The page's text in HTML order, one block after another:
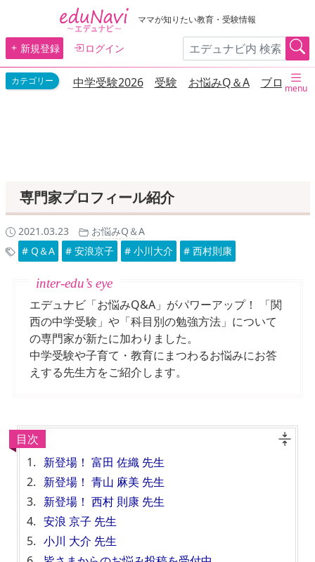
ママが知りたい教育・受験情報
新規登録 ログイン
中学受験2026 受験 お悩みQ＆A ブログmenu
専門家プロフィール紹介
2021.03.23
お悩みQ＆A
# Q＆A
# 安浪京子 # 小川大介 # 西村則康
エデュナビ「お悩みQ&A」がパワーアップ！ 「関
西の中学受験」や「科目別の勉強方法」について
の専門家が新たに加わりました。
中学受験や子育て・教育にまつわるお悩みにお答
えする先生方をご紹介します。
目次
新登場！ 富田 佐織 先生
新登場！ 青山 麻美 先生
新登場！ 西村 則康 先生
安浪 京子 先生
小川 大介 先生